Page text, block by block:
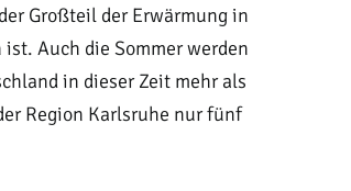
Großteil der Erwärmung in
Auch die Sommer werden
in dieser Zeit mehr als
Region Karlsruhe nur fünf